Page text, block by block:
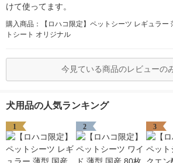
けて使ってます。
購入商品：【ロハコ限定】ペットシーツ レギュラー
トシート オリジナル
今見ている商品のレビューの
犬用品の人気ランキング
1 2 3